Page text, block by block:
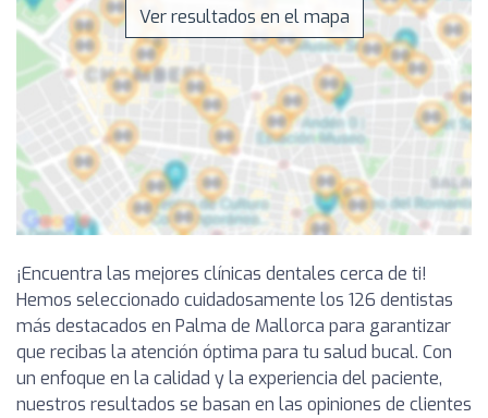
Ver resultados en el mapa
¡Encuentra las mejores clínicas dentales cerca de ti!
Hemos seleccionado cuidadosamente los 126 dentistas
más destacados en Palma de Mallorca para garantizar
que recibas la atención óptima para tu salud bucal. Con
un enfoque en la calidad y la experiencia del paciente,
nuestros resultados se basan en las opiniones de clientes